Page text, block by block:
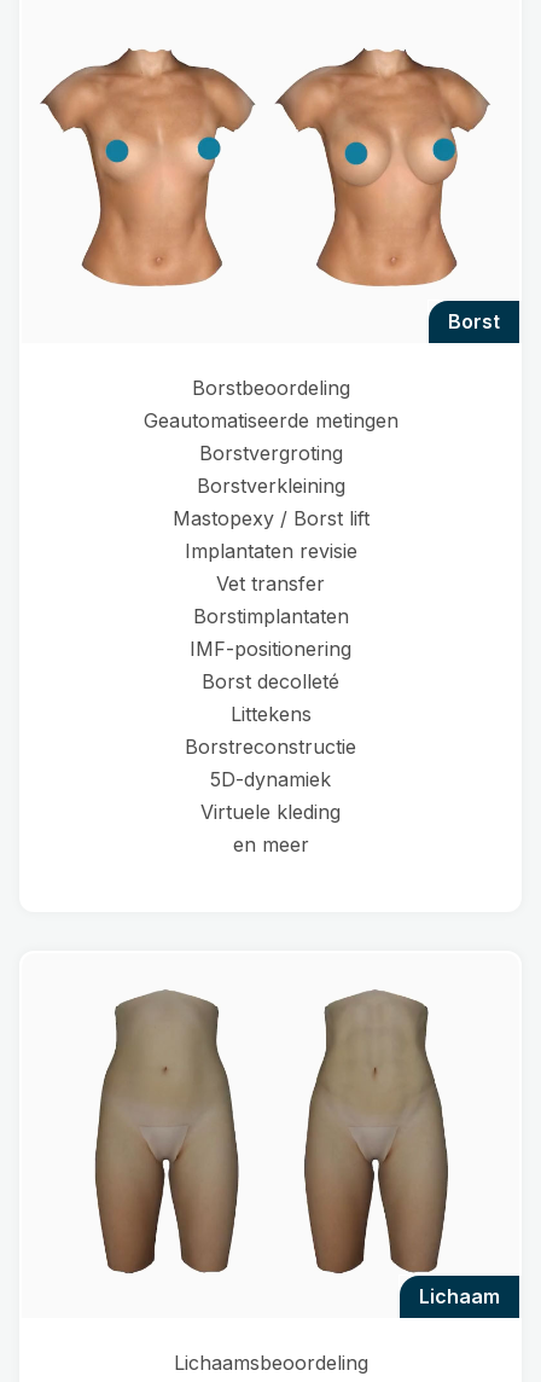
borst
Borstbeoordeling
Geautomatiseerde metingen
Borstvergroting
Borstverkleining
Mastopexy / Borst lift
Implantaten revisie
Vet transfer
Borstimplantaten
IMF-positionering
Borst decolleté
Littekens
Borstreconstructie
5D-dynamiek
Virtuele kleding
en meer
lichaam
Lichaamsbeoordeling